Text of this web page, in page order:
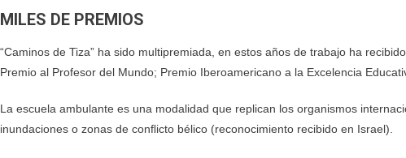
MILES DE PREMIOS
“Caminos de Tiza” ha sido multipremiada, en estos años de trabajo ha
Premio al Profesor del Mundo; Premio Iberoamericano a la Excelencia
La escuela ambulante es una modalidad que replican los organismos
inundaciones o zonas de conﬂicto bélico (reconocimiento recibido en Israel).